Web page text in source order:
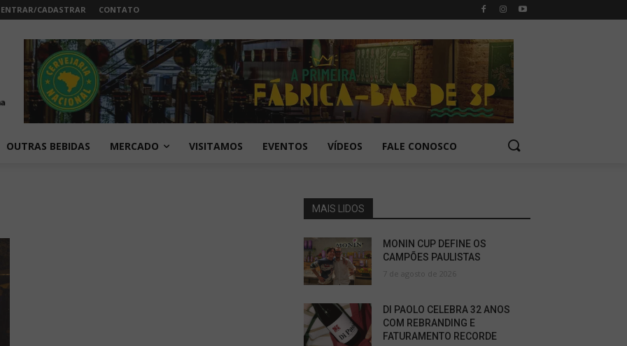
ENTRAR/CADASTRAR CONTATO
OUTRAS BEBIDAS MERCADO VISITAMOS EVENTOS VÍDEOS FALE CONOSCO
MAIS LIDOS
MONIN CUP DEFINE OS
CAMPÕES PAULISTAS
7 de agosto de 2026
DI PAOLO CELEBRA 32 ANOS
COM REBRANDING E
FATURAMENTO RECORDE